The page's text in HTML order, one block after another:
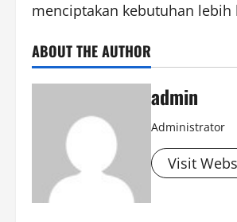
menciptakan kebutuhan
ABOUT THE AUTHOR
admin
Administrator
Visit